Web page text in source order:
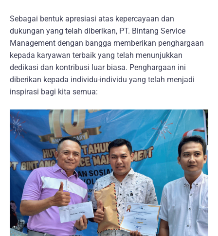
Sebagai bentuk apresiasi atas kepercayaan dan
dukungan yang telah diberikan, PT. Bintang Service
Management dengan bangga memberikan penghargaan
kepada karyawan terbaik yang telah menunjukkan
dedikasi dan kontribusi luar biasa. Penghargaan ini
diberikan kepada individu-individu yang telah menjadi
inspirasi bagi kita semua: